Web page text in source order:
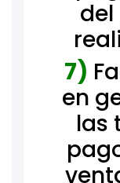
7)
en
las